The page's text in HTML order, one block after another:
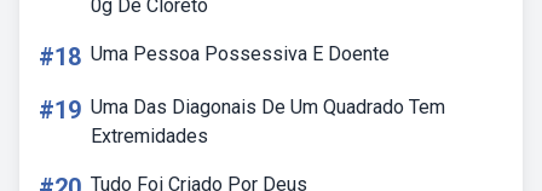
0g De Cloreto
#18 Uma Pessoa Possessiva E Doente
#19 Uma Das Diagonais De Um Quadrado Tem
Extremidades
Tudo Foi Criado Por Deus